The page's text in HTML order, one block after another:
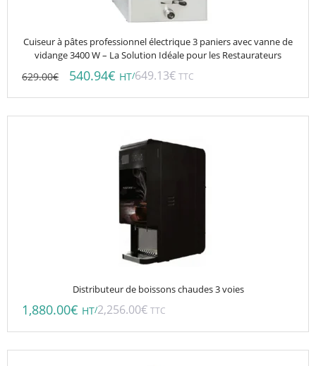
Cuiseur à pâtes professionnel électrique 3 paniers avec vanne de
vidange 3400 W – La Solution Idéale pour les Restaurateurs
629.00€ 540.94€ HT/649.13€ TTC
Distributeur de boissons chaudes 3 voies
1,880.00€ HT/2,256.00€ TTC